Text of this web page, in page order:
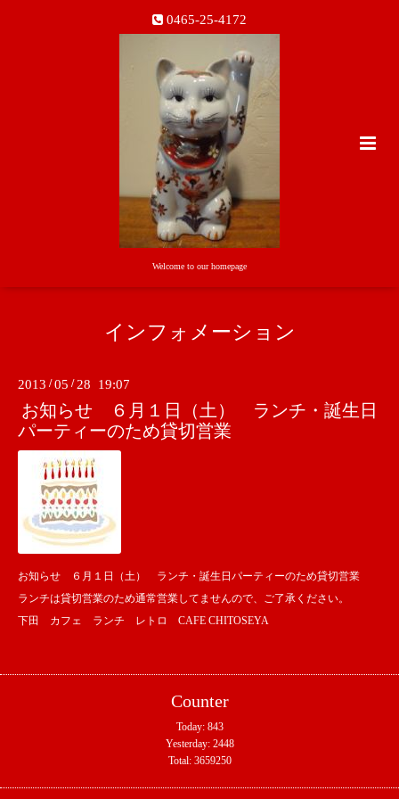
0465-25-4172
Welcome to our homepage
インフォメーション
2013 /05 / 28 19:07
お知らせ ６月１日（土） ランチ・誕生日
パーティーのため貸切営業
お知らせ ６月１日（土） ランチ・誕生日パーティーのため貸切営業
ランチは貸切営業のため通常営業してませんので、ご了承ください。
下田 カフェ ランチ レトロ CAFE CHITOSEYA
Counter
Today: 843
Yesterday: 2448
Total: 3659250